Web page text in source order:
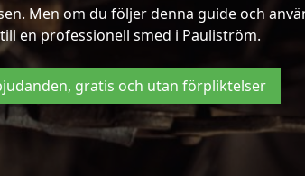
Men om du följer denna guide och
en professionell smed i Pauliström.
gratis och utan förpliktelser